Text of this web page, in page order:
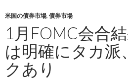
キ
ッ
プ
米国の債券市場, 債券市場
1月FOMC会合
は明確にタカ派
クあり